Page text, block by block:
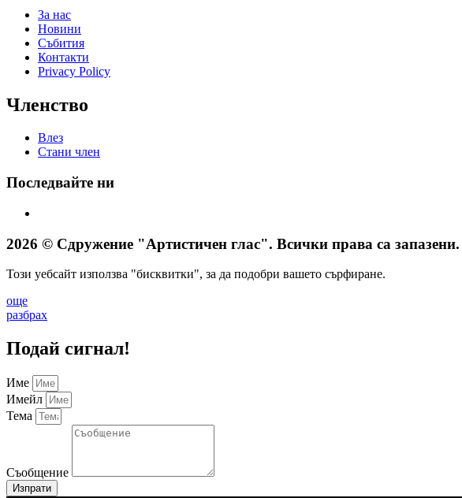
За нас
Новини
Събития
Контакти
Privacy Policy
Членство
Влез
Стани член
Последвайте ни
2026 © Сдружение "Артистичен глас". Всички права са запазени.
Този уебсайт използва "бисквитки", за да подобри вашето сърфиране.
още
разбрах
Подай сигнал!
Име
Имейл
Тема
Съобщение
Изпрати